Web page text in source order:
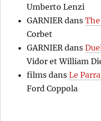
Umberto Lenzi
GARNIER dans
Corbet
GARNIER dans
Vidor et William
films dansLe
Ford Coppola